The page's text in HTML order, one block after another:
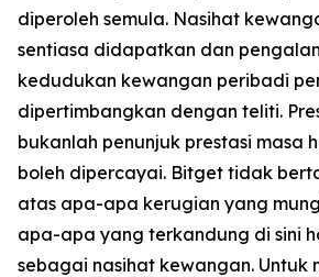
diperoleh semula. Nasihat
sentiasa didapatkan dan
kedudukan kewangan peribadi
dipertimbangkan dengan teliti.
bukanlah penunjuk prestasi masa
boleh dipercayai. Bitget tidak
atas apa-apa kerugian yang
apa-apa yang terkandung di sini
sebagai nasihat kewangan. Untuk